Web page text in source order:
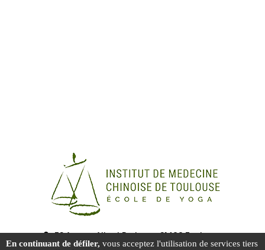
58 Avenue Albert Bedouce, 31400 Toulouse
En continuant de défiler, vous acceptez l'utilisation de services tiers